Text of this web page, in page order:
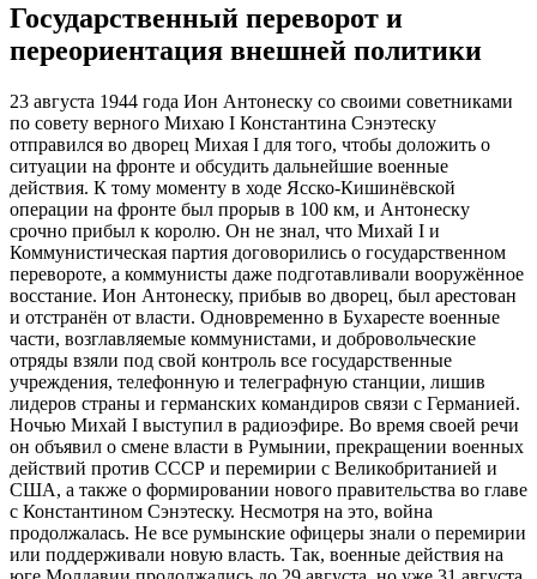
Государственный переворот и
переориентация внешней политики
23 августа 1944 года Ион Антонеску со своими советниками
по совету верного Михаю I Константина Сэнэтеску
отправился во дворец Михая I для того, чтобы доложить о
ситуации на фронте и обсудить дальнейшие военные
действия. К тому моменту в ходе Ясско-Кишинёвской
операции на фронте был прорыв в 100 км, и Антонеску
срочно прибыл к королю. Он не знал, что Михай I и
Коммунистическая партия договорились о государственном
перевороте, а коммунисты даже подготавливали вооружённое
восстание. Ион Антонеску, прибыв во дворец, был арестован
и отстранён от власти. Одновременно в Бухаресте военные
части, возглавляемые коммунистами, и добровольческие
отряды взяли под свой контроль все государственные
учреждения, телефонную и телеграфную станции, лишив
лидеров страны и германских командиров связи с Германией.
Ночью Михай I выступил в радиоэфире. Во время своей речи
он объявил о смене власти в Румынии, прекращении военных
действий против СССР и перемирии с Великобританией и
США, а также о формировании нового правительства во главе
с Константином Сэнэтеску. Несмотря на это, война
продолжалась. Не все румынские офицеры знали о перемирии
или поддерживали новую власть. Так, военные действия на